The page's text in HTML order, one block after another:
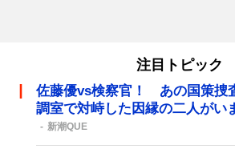
注目トピック
佐藤優vs検察官！ あの国策捜
調室で対峙した因縁の二人がい
新潮QUE